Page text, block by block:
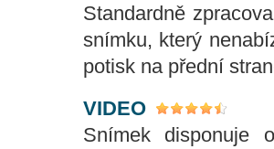
Standardně
snímku, který
potisk na přední
VIDEO
Snímek disponuje